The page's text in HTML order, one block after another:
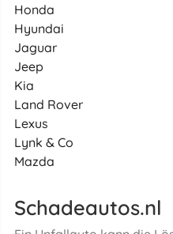
Honda
Hyundai
Jaguar
Jeep
Kia
Land Rover
Lexus
Lynk & Co
Mazda
Schadeautos.nl